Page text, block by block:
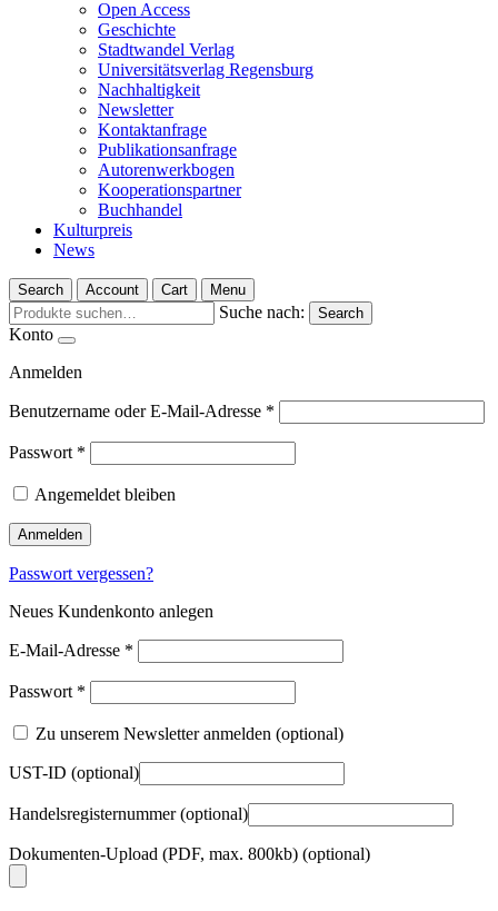
Open Access
Geschichte
Stadtwandel Verlag
Universitätsverlag Regensburg
Nachhaltigkeit
Newsletter
Kontaktanfrage
Publikationsanfrage
Autorenwerkbogen
Kooperationspartner
Buchhandel
Kulturpreis
News
Search Account Cart Menu
Suche nach: Search
Konto
Anmelden
Benutzername oder E-Mail-Adresse *
Passwort *
Angemeldet bleiben
Anmelden
Passwort vergessen?
Neues Kundenkonto anlegen
E-Mail-Adresse *
Passwort *
Zu unserem Newsletter anmelden (optional)
UST-ID (optional)
Handelsregisternummer(optional)
Dokumenten-Upload (PDF, max. 800kb) (optional)